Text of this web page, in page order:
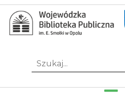
(3.09.2018)
Wojewódzka
Biblioteka
Szukaj...